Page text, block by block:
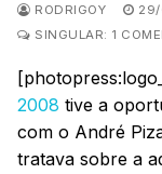
RODRIGOY
SINGULAR: 1
2008 tive a
com o André
tratava sobre a